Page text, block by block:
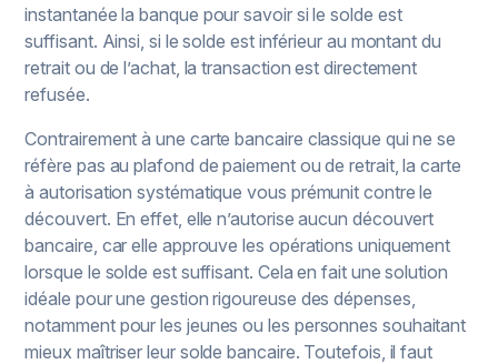
instantanée la banque pour savoir si le solde est
suffisant. Ainsi, si le solde est inférieur au montant du
retrait ou de l’achat, la transaction est directement
refusée.
Contrairement à une carte bancaire classique qui ne se
réfère pas au plafond de paiement ou de retrait, la carte
à autorisation systématique vous prémunit contre le
découvert. En effet, elle n’autorise aucun découvert
bancaire, car elle approuve les opérations uniquement
lorsque le solde est suffisant. Cela en fait une solution
idéale pour une gestion rigoureuse des dépenses,
notamment pour les jeunes ou les personnes souhaitant
mieux maîtriser leur solde bancaire. Toutefois, il faut